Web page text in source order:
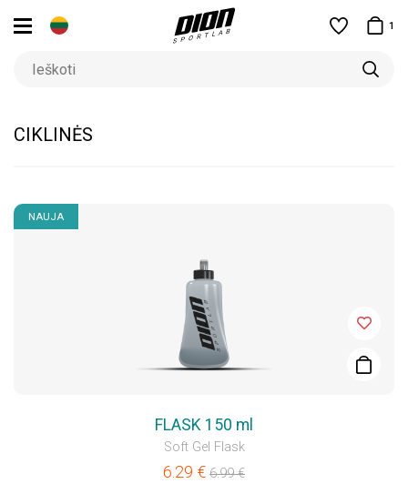
1
CIKLINĖS
NAUJA
FLASK 150 ml
Soft Gel Flask
6.29 € 6.99€